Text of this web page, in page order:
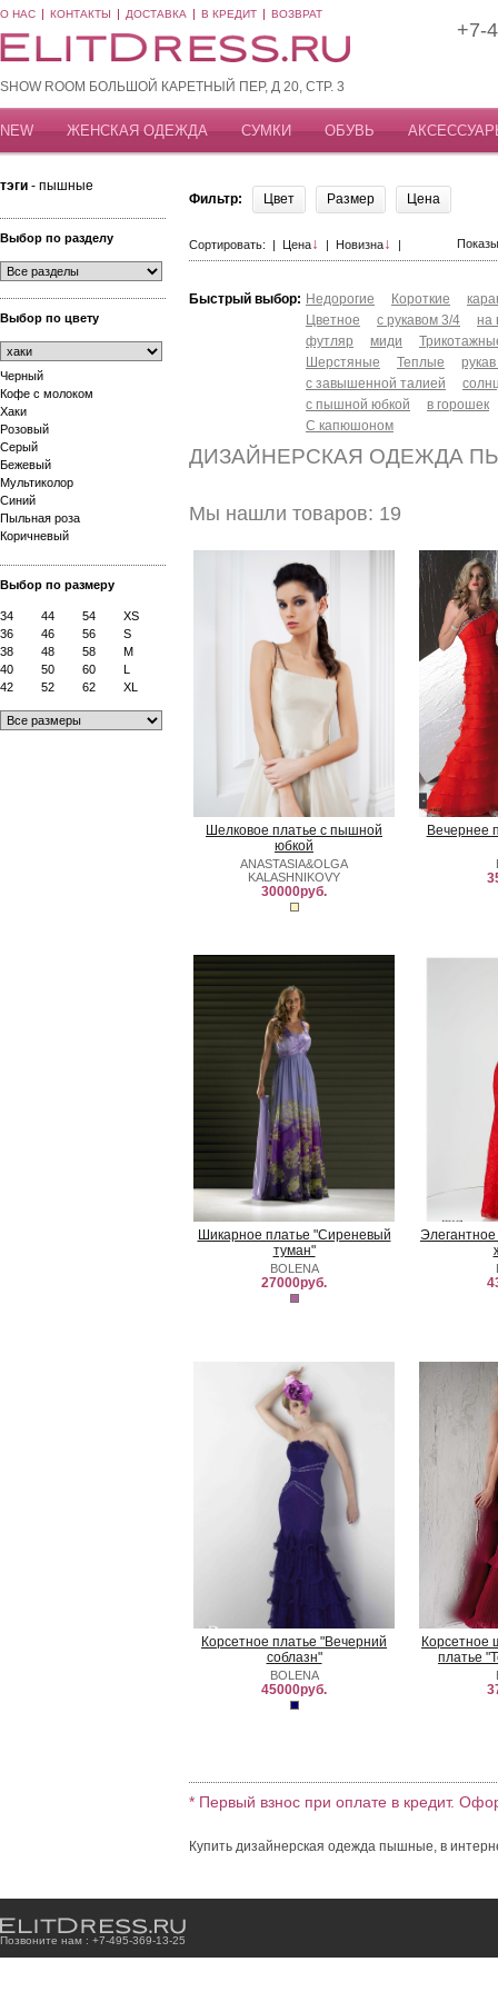
О НАС КОНТАКТЫ ДОСТАВКА В КРЕДИТ ВОЗВРАТ
SHOW ROOM БОЛЬШОЙ КАРЕТНЫЙ ПЕР, Д 20, СТР. 3
+7-
NEW ЖЕНСКАЯ ОДЕЖДА СУМКИ ОБУВЬ
тэги - пышные
Выбор по разделу
Выбор по цвету
Черный
Кофе с молоком
Хаки
Розовый
Серый
Бежевый
Мультиколор
Синий
Пыльная роза
Коричневый
Выбор по размеру
34 44 54
XS
36
46 56
S
38
48 58
M
40
50 60
L
42
52 62 XL
Фильтр: Цвет Размер Цена
Сортировать: | Цена↓ | Новизна↓ |
Быстрый выбор: Недорогие Короткие
Цветное
с рукавом 3/4
на
футляр
миди
Шерстяные
Теплые
с завышенной талией
с пышной юбкой
в горошек
С капюшоном
ДИЗАЙНЕРСКАЯ ОДЕЖДА
Мы нашли товаров: 19
Шелковое платье с пышной
юбкой
ANASTASIA&OLGA
KALASHNIKOVY
30000руб.
Вечернее
Шикарное платье "Сиреневый
туман"
BOLENA
27000руб.
Корсетное платье "Вечерний
соблазн"
BOLENA
45000руб.
Корсетное
платье
* Первый взнос при оплате в кредит.
Купить дизайнерская одежда пышные, в
Позвоните нам : +7-495-369-13-25